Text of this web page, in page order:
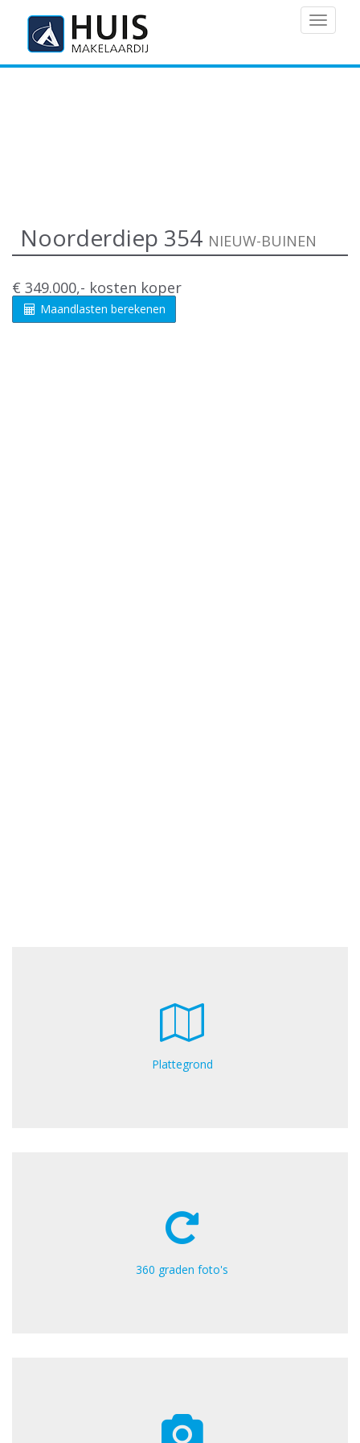
MENU
Noorderdiep 354 NIEUW-BUINEN
€ 349.000,- kosten koper
Maandlasten berekenen
Plattegrond
360 graden foto's